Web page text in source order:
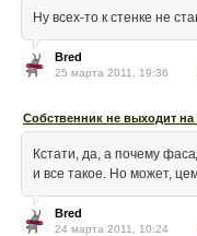
Ну всех-то к стенке не
Bred
25 марта 2011, 19:36
Собственник не выходит на
Кстати, да, а почему
и все такое. Но может,
Bred
24 марта 2011, 10:24